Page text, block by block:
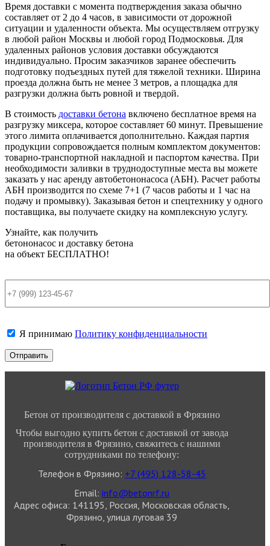
Время доставки с момента подтверждения заказа обычно
составляет от 2 до 4 часов, в зависимости от дорожной
ситуации и удаленности объекта. Мы осуществляем отгрузку
в любой район Москвы и любой город Подмосковья. Для
удаленных районов условия доставки обсуждаются
индивидуально. Просим заказчиков заранее обеспечить
подготовку подъездных путей для тяжелой техники. Ширина
проезда должна быть не менее 3 метров, а площадка для
разгрузки должна быть ровной и твердой.
В стоимость доставки бетона включено бесплатное время на
разгрузку миксера, которое составляет 60 минут. Превышение
этого лимита оплачивается дополнительно. Каждая партия
продукции сопровождается полным комплектом документов:
товарно-транспортной накладной и паспортом качества. При
необходимости заливки в труднодоступные места вы можете
заказать у нас аренду автобетононасоса (АБН). Расчет работы
АБН производится по схеме 7+1 (7 часов работы и 1 час на
подачу и промывку). Заказывая бетон и спецтехнику у одного
поставщика, вы получаете скидку на комплексную услугу.
Узнайте, как получить
бетононасос и доставку бетона
на объект БЕСПЛАТНО!
Я принимаю Политику конфиденциальности
Бетон от производителя с доставкой в Фрязино
Чтобы выгодно купить бетон с доставкой от завода
производителя в Фрязино, свяжитесь с нашими
сотрудниками по телефону:
Телефон в Фрязино: +7 (495) 128-58-45
Email:info@betonrf.ru
Адрес офиса: 141195, Россия, Московская область,
Фрязино, улица луговая 39